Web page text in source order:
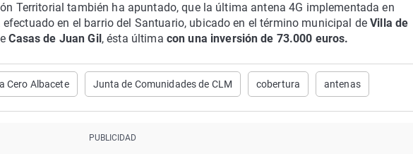
Territorial también ha apuntado, que la última antena 4G implementada en
en el barrio del Santuario, ubicado en el término municipal deVilla de
Casas de Juan Gil , ésta última con una inversión de 73.000 euros.
Cero Albacete Junta de Comunidades de CLM cobertura antenas